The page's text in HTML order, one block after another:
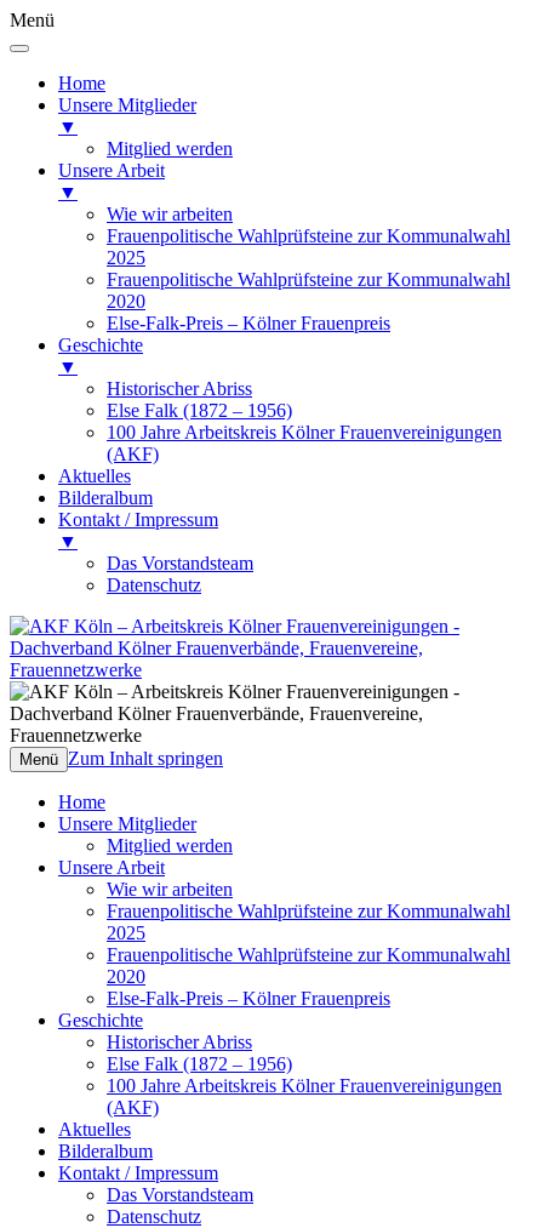
Menü
Home
Unsere Mitglieder
▼
Mitglied werden
Unsere Arbeit
▼
Wie wir arbeiten
Frauenpolitische Wahlprüfsteine zur Kommunalwahl
2025
Frauenpolitische Wahlprüfsteine zur Kommunalwahl
2020
Else-Falk-Preis – Kölner Frauenpreis
Geschichte
▼
Historischer Abriss
Else Falk (1872 – 1956)
100 Jahre Arbeitskreis Kölner Frauenvereinigungen
(AKF)
Aktuelles
Bilderalbum
Kontakt / Impressum
▼
Das Vorstandsteam
Datenschutz
AKF Köln – Arbeitskreis Kölner
Frauenvereinigungen
Dachverband Kölner Frauenverbände,
Frauenvereine, Frauennetzwerke
Menü Zum Inhalt springen
Home
Unsere Mitglieder
Mitglied werden
Unsere Arbeit
Wie wir arbeiten
Frauenpolitische Wahlprüfsteine zur Kommunalwahl
2025
Frauenpolitische Wahlprüfsteine zur Kommunalwahl
2020
Else-Falk-Preis – Kölner Frauenpreis
Geschichte
Historischer Abriss
Else Falk (1872 – 1956)
100 Jahre Arbeitskreis Kölner Frauenvereinigungen
(AKF)
Aktuelles
Bilderalbum
Kontakt / Impressum
Das Vorstandsteam
Datenschutz